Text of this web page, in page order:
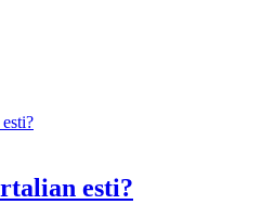
esti?